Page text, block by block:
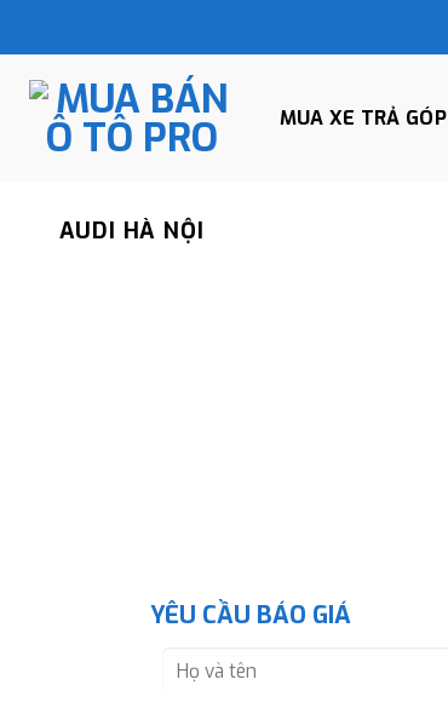
MUA XE TRẢ GÓP
AUDI HÀ NỘI
YÊU CẦU BÁO GIÁ